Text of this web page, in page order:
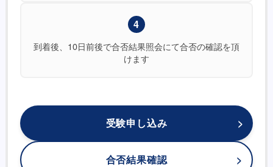
受験申し込み
合否結果確認
4
到着後、10日前後で合否結果照会にて合否の確認を頂
けます